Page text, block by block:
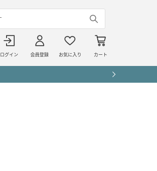
ログイン 会員登録 お気に入り カート